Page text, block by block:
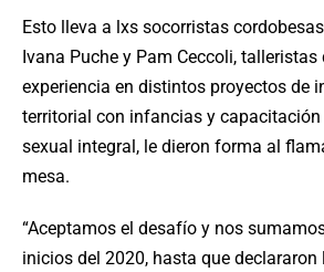
Esto lleva a lxs socorristas
Ivana Puche y Pam Ceccoli, talleristas
experiencia en distintos proyectos de
territorial con infancias y capacitación
sexual integral, le dieron forma al
mesa.
“Aceptamos el desafío y nos
inicios del 2020, hasta que declararon